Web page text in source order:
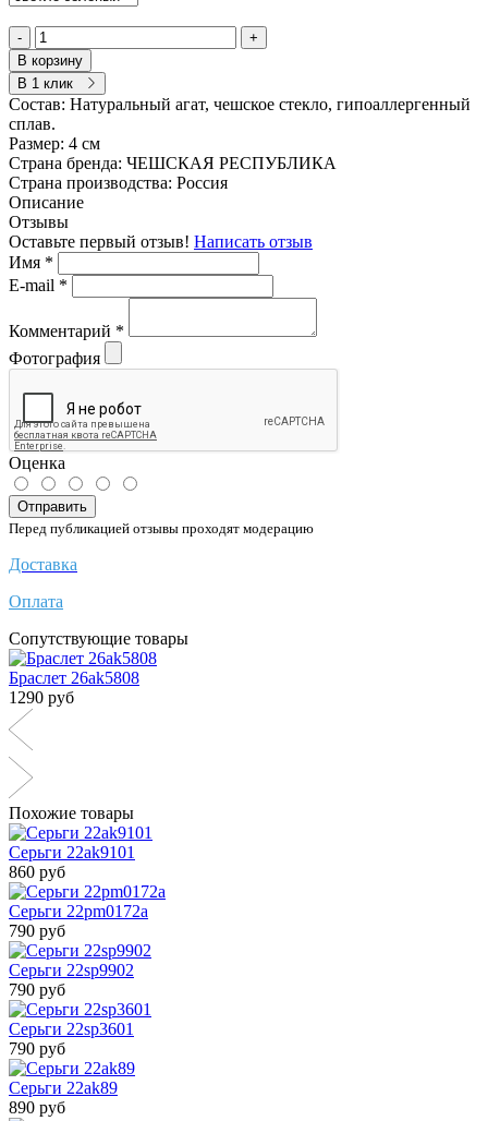
-
+
В корзину
В 1 клик
Состав: Натуральный агат, чешское стекло, гипоаллергенный
сплав.
Размер: 4 см
Страна бренда: ЧЕШСКАЯ РЕСПУБЛИКА
Страна производства: Россия
Описание
Отзывы
Оставьте первый отзыв! Написать отзыв
Имя *
E-mail *
Комментарий *
Фотография
Оценка
Отправить
Перед публикацией отзывы проходят модерацию
Доставка
Оплата
Сопутствующие товары
Браслет 26ak5808
1290 руб
Похожие товары
Серьги 22ak9101
860 руб
Серьги 22pm0172a
790 руб
Серьги 22sp9902
790 руб
Серьги 22sp3601
790 руб
Серьги 22ak89
890 руб